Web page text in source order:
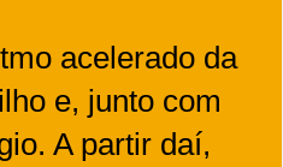
acelerado da
e, junto com
A partir daí,